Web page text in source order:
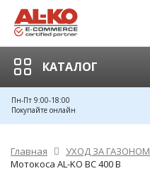
КАТАЛОГ
Пн-Пт 9:00-18:00
Покупайте онлайн
Главная УХОД ЗА ГАЗОНОМ
Мотокоса AL-KO BC 400 B